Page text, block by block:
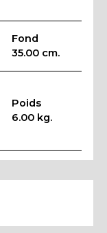
Fond
35.00 cm.
Poids
6.00 kg.